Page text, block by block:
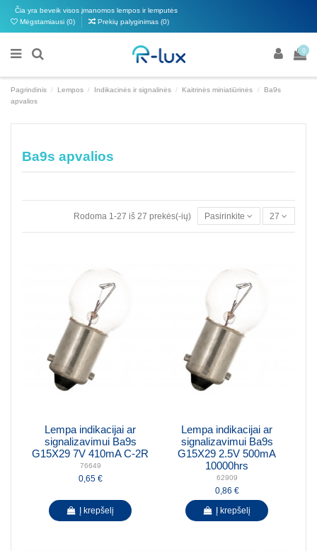
Čia yra beveik visos įmanomos lempos ir lemputės
Mėgstamiausi (0) Prekių palyginimas (0)
0
Pagrindinis Lempos Indikacinės ir signalinės Kaitrinės miniatiūrinės
Ba9s
apvalios
Ba9s apvalios
Rodoma 1-27 iš 27 prekės(-ių) Pasirinkite 27
Lempa indikacijai ar
signalizavimui Ba9s
G15X29 7V 410mA C-2R
76649
0,65 €
Į krepšelį
Lempa indikacijai ar
signalizavimui Ba9s
G15X29 2.5V 500mA
10000hrs
62909
0,86 €
Į krepšelį